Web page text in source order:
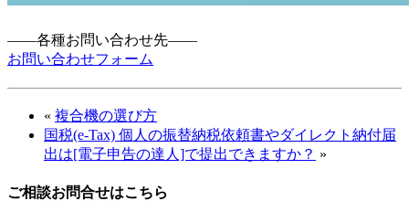
――各種お問い合わせ先――
お問い合わせフォーム
« 複合機の選び方
国税(e-Tax) 個人の振替納税依頼書やダイレクト納付届
出は[電子申告の達人]で提出できますか？ »
ご相談お問合せはこちら